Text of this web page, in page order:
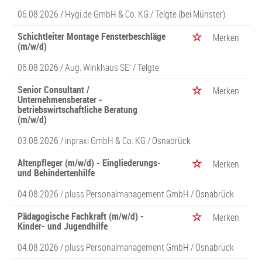
06.08.2026 /Hygi.de GmbH & Co. KG/ Telgte (bei Münster)
Schichtleiter Montage Fensterbeschläge
(m/w/d)
Merken
06.08.2026 /Aug. Winkhaus SE‘/ Telgte
Senior Consultant /
Unternehmensberater -
betriebswirtschaftliche Beratung
(m/w/d)
Merken
03.08.2026 /inpraxi GmbH & Co. KG/ Osnabrück
Altenpfleger (m/w/d) - Eingliederungs-
und Behindertenhilfe
Merken
04.08.2026 /pluss Personalmanagement GmbH/ Osnabrück
Pädagogische Fachkraft (m/w/d) -
Kinder- und Jugendhilfe
Merken
04.08.2026 /pluss Personalmanagement GmbH/ Osnabrück